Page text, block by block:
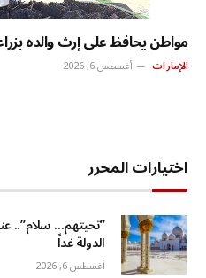
مواطن يحافظ على إرث والده
الإمارات أغسطس 6, 2026
اختيارات المحرر
‏”تحيتهم… سلام”..
الدولة غداً
أغسطس 6, 2026